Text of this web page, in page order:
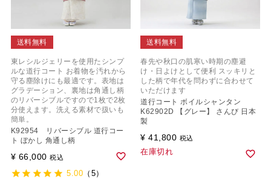
送料無料
東レシルジェリーを使用たシンプ
ルな道行コート お着物を汚れから
守る塵除けにも最適です。表地は
グラデーション、裏地は角通し柄
のリバーシブルですので1枚で2枚
分使えます。洗える素材で扱いも
簡単。
K92954 リバーシブル 道行コー
ト ぼかし 角通し柄
¥ 66,000 税込
5.00 （5）
送料無料
春先や秋口の肌寒い時期の塵避
け・日よけとして便利 スッキリと
した柄で年代を問わずに合わせて
いただけます
道行コート ボイルシャンタン
K62902D 【グレー】 さんび 日本
製
¥ 41,800 税込
在庫切れ